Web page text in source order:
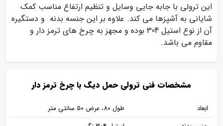
این ترولی با جابه جایی وسایل و تنظیم ارتفاع مناسب کمک
شایانی به آشپزها می کند. علاوه بر این جنسه بدنه و دستگیره
آن از نوع استیل 304 بوده و مجهز به چرخ های ترمز دار و
مقاوم می باشد.
مشخصات فنی ترولی حمل دیگ با چرخ ترمز دار
ابعاد
طول 80، عرض 50 سانتی متر